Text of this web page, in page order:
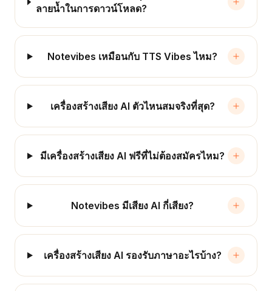
ลายน้ำในการดาวน์โหลด?
Notevibes เหมือนกับ TTS Vibes ไหม?
เครื่องสร้างเสียง AI ตัวไหนสมจริงที่สุด?
มีเครื่องสร้างเสียง AI ฟรีที่ไม่ต้องสมัครไหม?
Notevibes มีเสียง AI กี่เสียง?
เครื่องสร้างเสียง AI รองรับภาษาอะไรบ้าง?